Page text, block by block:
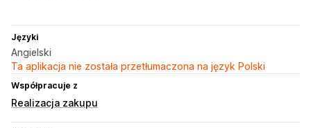
Języki
Angielski
Ta aplikacja nie została przetłumaczona na język Polski
Współpracuje z
Realizacja zakupu